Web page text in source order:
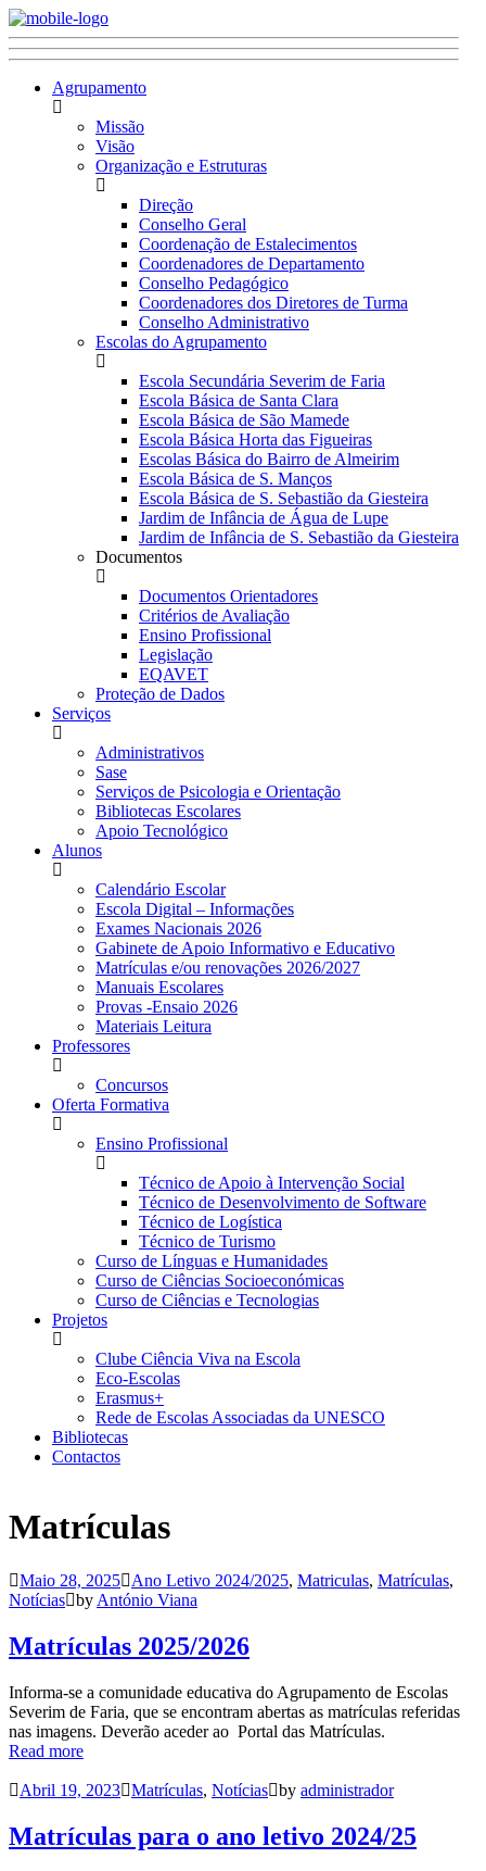
Agrupamento
Missão
Visão
Organização e Estruturas
Direção
Conselho Geral
Coordenação de Estalecimentos
Coordenadores de Departamento
Conselho Pedagógico
Coordenadores dos Diretores de Turma
Conselho Administrativo
Escolas do Agrupamento
Escola Secundária Severim de Faria
Escola Básica de Santa Clara
Escola Básica de São Mamede
Escola Básica Horta das Figueiras
Escolas Básica do Bairro de Almeirim
Escola Básica de S. Manços
Escola Básica de S. Sebastião da Giesteira
Jardim de Infância de Água de Lupe
Jardim de Infância de S. Sebastião da Giesteira
Documentos
Documentos Orientadores
Critérios de Avaliação
Ensino Profissional
Legislação
EQAVET
Proteção de Dados
Serviços
Administrativos
Sase
Serviços de Psicologia e Orientação
Bibliotecas Escolares
Apoio Tecnológico
Alunos
Calendário Escolar
Escola Digital – Informações
Exames Nacionais 2026
Gabinete de Apoio Informativo e Educativo
Matrículas e/ou renovações 2026/2027
Manuais Escolares
Provas -Ensaio 2026
Materiais Leitura
Professores
Concursos
Oferta Formativa
Ensino Profissional
Técnico de Apoio à Intervenção Social
Técnico de Desenvolvimento de Software
Técnico de Logística
Técnico de Turismo
Curso de Línguas e Humanidades
Curso de Ciências Socioeconómicas
Curso de Ciências e Tecnologias
Projetos
Clube Ciência Viva na Escola
Eco-Escolas
Erasmus+
Rede de Escolas Associadas da UNESCO
Bibliotecas
Contactos
Matrículas
Maio 28, 2025 Ano Letivo 2024/2025, Matriculas, Matrículas,
Notícias by António Viana
Matrículas 2025/2026
Informa-se a comunidade educativa do Agrupamento de Escolas
Severim de Faria, que se encontram abertas as matrículas referidas
nas imagens. Deverão aceder ao Portal das Matrículas.
Read more
Abril 19, 2023 Matrículas, Notícias by administrador
Matrículas para o ano letivo 2024/25